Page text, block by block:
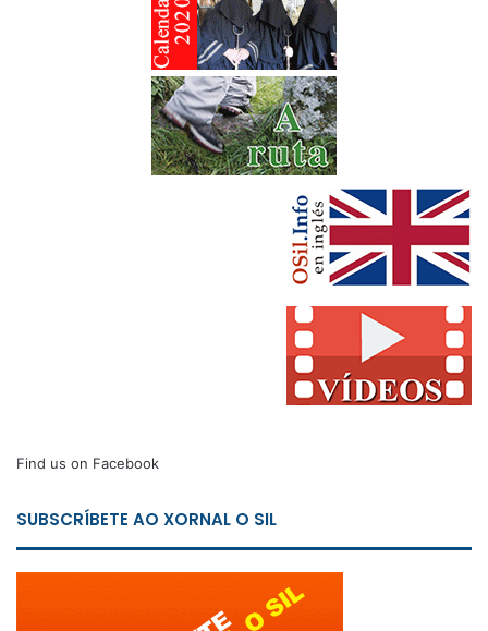
Find us on Facebook
SUBSCRÍBETE AO XORNAL O SIL